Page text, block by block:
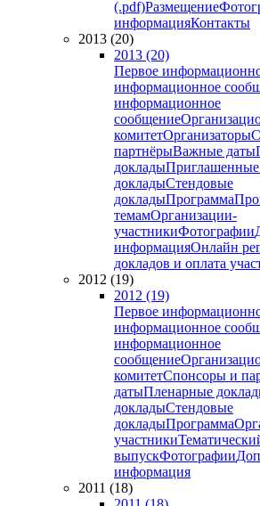
(.pdf)Размещение
информацияКонтакты
2013 (20)
2013 (20)
Первое
информационное
информационное
сообщение
комитетОрганизаторы
партнёрыВажные даты
докладыПриглашенные
докладыСтендовые
докладыПрограмма
темамОрганизации-
участникиФотографии
информацияОнлайн
докладов и оплата
2012 (19)
2012 (19)
Первое
информационное
информационное
сообщение
комитетСпонсоры и
датыПленарные
докладыСтендовые
докладыПрограмма
участники
выпускФотографии
информация
2011 (18)